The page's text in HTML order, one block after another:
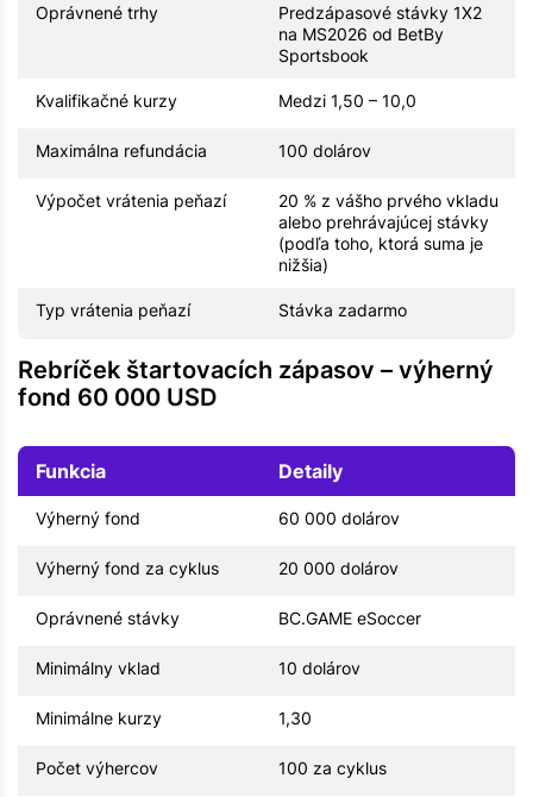
Oprávnené trhy
Predzápasové stávky 1X2
na MS2026 od BetBy
Sportsbook
Kvalifikačné kurzy Medzi 1,50 – 10,0
Maximálna refundácia 100 dolárov
Výpočet vrátenia peňazí
20 % z vášho prvého vkladu
alebo prehrávajúcej stávky
(podľa toho, ktorá suma je
nižšia)
Typ vrátenia peňazí Stávka zadarmo
Rebríček štartovacích zápasov – výherný
fond 60 000 USD
Funkcia Detaily
Výherný fond 60 000 dolárov
Výherný fond za cyklus 20 000 dolárov
Oprávnené stávky BC.GAME eSoccer
Minimálny vklad 10 dolárov
Minimálne kurzy 1,30
Počet výhercov 100 za cyklus